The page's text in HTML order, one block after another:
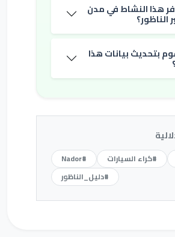
هذا النشاط في مدن
الناظور؟
بتحديث بيانات هذا
#كراء السيارات
#Nador
#دليل_الناظور